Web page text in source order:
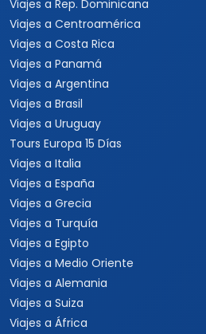
Viajes a Rep. Dominicana
Viajes a Centroamérica
Viajes a Costa Rica
Viajes a Panamá
Viajes a Argentina
Viajes a Brasil
Viajes a Uruguay
Tours Europa 15 Días
Viajes a Italia
Viajes a España
Viajes a Grecia
Viajes a Turquía
Viajes a Egipto
Viajes a Medio Oriente
Viajes a Alemania
Viajes a Suiza
Viajes a África